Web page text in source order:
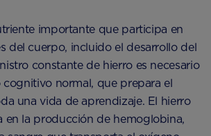
importante que participa en
del cuerpo, incluido el desarrollo del
constante de hierro es necesario
cognitivo normal, que prepara el
una vida de aprendizaje. El hierro
en la producción de hemoglobina,